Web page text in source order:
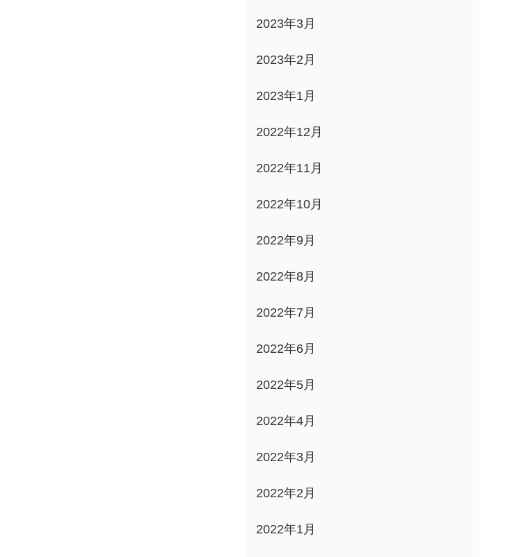
2023年3月
2023年2月
2023年1月
2022年12月
2022年11月
2022年10月
2022年9月
2022年8月
2022年7月
2022年6月
2022年5月
2022年4月
2022年3月
2022年2月
2022年1月